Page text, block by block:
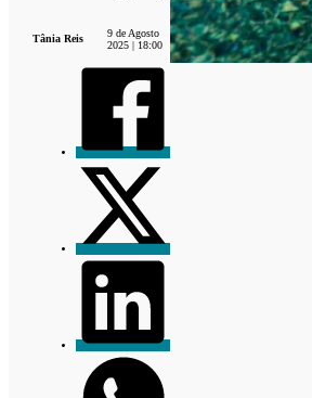
Tânia Reis
9 de Agosto
2025 | 18:00